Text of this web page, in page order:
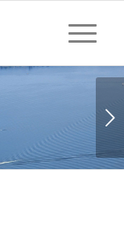
2 3 4 5 6